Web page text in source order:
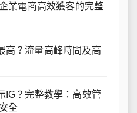
業電商高效獲客的完整
高？流量高峰時間及高
IG？完整教學：高效管
全